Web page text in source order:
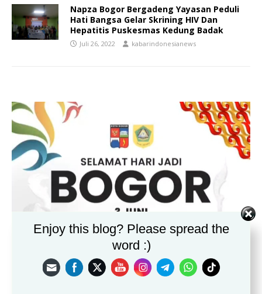
Napza Bogor Bergadeng Yayasan Peduli
Hati Bangsa Gelar Skrining HIV Dan
Hepatitis Puskesmas Kedung Badak
Juli 26, 2022 kabarindonesianews
Enjoy this blog? Please spread the
word :)